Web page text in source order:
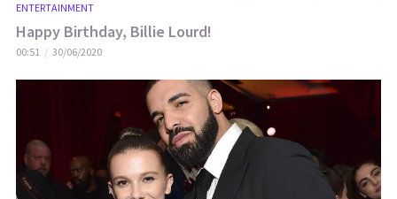
ENTERTAINMENT
Happy Birthday, Billie Lourd!
00:51 30/06/2020